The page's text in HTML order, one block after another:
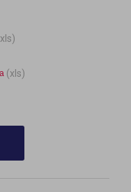
(xls)